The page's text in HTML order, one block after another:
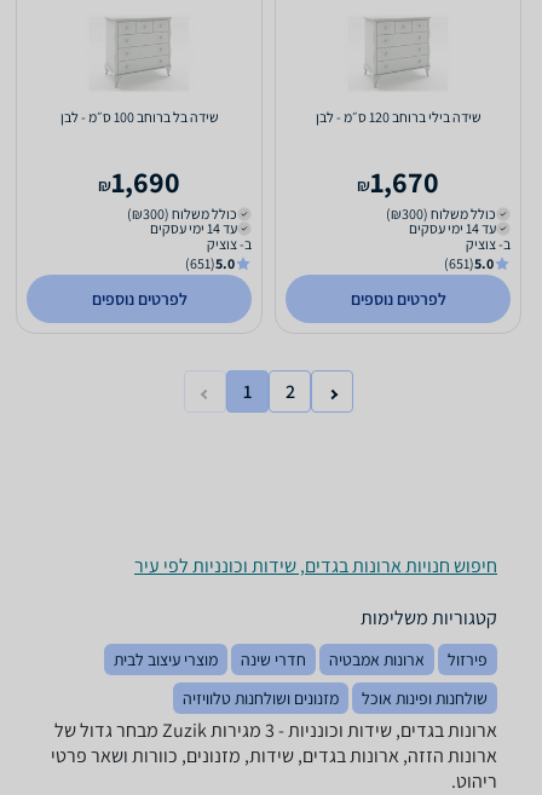
שידה בילי ברוחב 120 ס״מ - לבן
1,670
₪
כולל משלוח (₪300)
עד 14 ימי עסקים
ב- צוציק
5.0
(651)
לפרטים נוספים
שידה בל ברוחב 100 ס״מ - לבן
1,690
₪
כולל משלוח (₪300)
עד 14 ימי עסקים
ב- צוציק
5.0
(651)
לפרטים נוספים
1 2
חיפוש חנויות ארונות בגדים, שידות וכונניות לפי עיר
קטגוריות משלימות
פירזול ארונות אמבטיה חדרי שינה
מוצרי עיצוב לבית
שולחנות ופינות אוכל
מזנונים ושולחנות טלוויזיה
ארונות בגדים, שידות וכונניות - ‏3 מגירות ‏Zuzik מבחר גדול של
ארונות הזזה, ארונות בגדים, שידות, מזנונים, כוורות ושאר פרטי
ריהוט.